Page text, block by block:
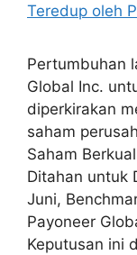
Pertumbuhan
Global Inc.
diperkirakan
saham
Saham
Ditahan untuk
Juni,
Payoneer
Keputusan ini